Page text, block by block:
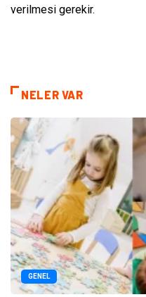
verilmesi gerekir.
NELER VAR
GENEL